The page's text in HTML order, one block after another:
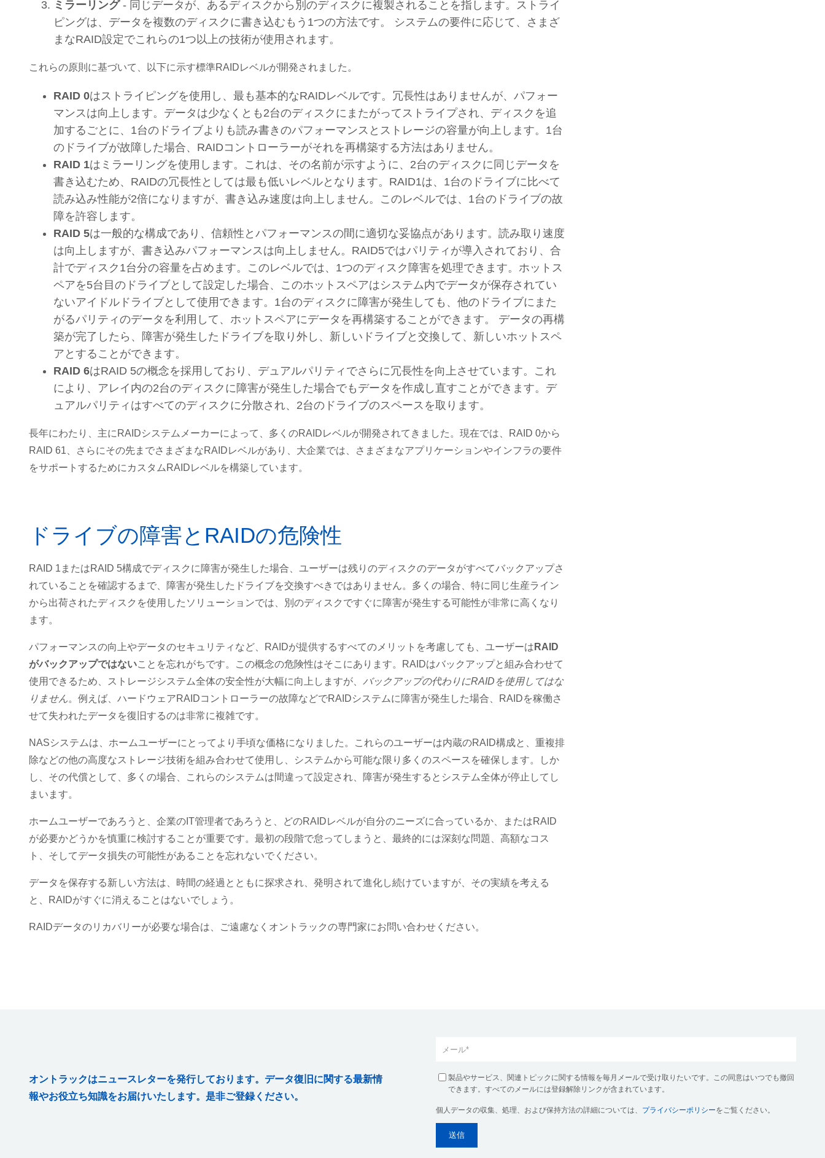
ミラーリング- 同じデータが、あるディスクから別のディスクに複製されることを指します。ストライ
ピングは、データを複数のディスクに書き込むもう1つの方法です。 システムの要件に応じて、さまざ
まなRAID設定でこれらの1つ以上の技術が使用されます。
これらの原則に基づいて、以下に示す標準RAIDレベルが開発されました。
RAID 0はストライピングを使用し、最も基本的なRAIDレベルです。冗長性はありませんが、パフォー
マンスは向上します。データは少なくとも2台のディスクにまたがってストライプされ、ディスクを追
加するごとに、1台のドライブよりも読み書きのパフォーマンスとストレージの容量が向上します。1台
のドライブが故障した場合、RAIDコントローラーがそれを再構築する方法はありません。
RAID 1はミラーリングを使用します。これは、その名前が示すように、2台のディスクに同じデータを
書き込むため、RAIDの冗長性としては最も低いレベルとなります。RAID1は、1台のドライブに比べて
読み込み性能が2倍になりますが、書き込み速度は向上しません。このレベルでは、1台のドライブの故
障を許容します。
RAID 5は一般的な構成であり、信頼性とパフォーマンスの間に適切な妥協点があります。読み取り速度
は向上しますが、書き込みパフォーマンスは向上しません。RAID5ではパリティが導入されており、合
計でディスク1台分の容量を占めます。このレベルでは、1つのディスク障害を処理できます。ホットス
ペアを5台目のドライブとして設定した場合、このホットスペアはシステム内でデータが保存されてい
ないアイドルドライブとして使用できます。1台のディスクに障害が発生しても、他のドライブにまた
がるパリティのデータを利用して、ホットスペアにデータを再構築することができます。 データの再構
築が完了したら、障害が発生したドライブを取り外し、新しいドライブと交換して、新しいホットスペ
アとすることができます。
RAID 6はRAID 5の概念を採用しており、デュアルパリティでさらに冗長性を向上させています。これ
により、アレイ内の2台のディスクに障害が発生した場合でもデータを作成し直すことができます。デ
ュアルパリティはすべてのディスクに分散され、2台のドライブのスペースを取ります。
長年にわたり、主にRAIDシステムメーカーによって、多くのRAIDレベルが開発されてきました。現在では、RAID 0から
RAID 61、さらにその先までさまざまなRAIDレベルがあり、大企業では、さまざまなアプリケーションやインフラの要件
をサポートするためにカスタムRAIDレベルを構築しています。
ドライブの障害とRAIDの危険性
RAID 1またはRAID 5構成でディスクに障害が発生した場合、ユーザーは残りのディスクのデータがすべてバックアップさ
れていることを確認するまで、障害が発生したドライブを交換すべきではありません。多くの場合、特に同じ生産ライン
から出荷されたディスクを使用したソリューションでは、別のディスクですぐに障害が発生する可能性が非常に高くなり
ます。
パフォーマンスの向上やデータのセキュリティなど、RAIDが提供するすべてのメリットを考慮しても、ユーザーは RAID
がバックアップではないことを忘れがちです。この概念の危険性はそこにあります。RAIDはバックアップと組み合わせて
使用できるため、ストレージシステム全体の安全性が大幅に向上しますが、 バックアップの代わりにRAIDを使用してはな
りません。例えば、ハードウェアRAIDコントローラーの故障などでRAIDシステムに障害が発生した場合、RAIDを稼働さ
せて失われたデータを復旧するのは非常に複雑です。
NASシステムは、ホームユーザーにとってより手頃な価格になりました。これらのユーザーは内蔵のRAID構成と、重複排
除などの他の高度なストレージ技術を組み合わせて使用し、システムから可能な限り多くのスペースを確保します。しか
し、その代償として、多くの場合、これらのシステムは間違って設定され、障害が発生するとシステム全体が停止してし
まいます。
ホームユーザーであろうと、企業のIT管理者であろうと、どのRAIDレベルが自分のニーズに合っているか、またはRAID
が必要かどうかを慎重に検討することが重要です。最初の段階で怠ってしまうと、最終的には深刻な問題、高額なコス
ト、そしてデータ損失の可能性があることを忘れないでください。
データを保存する新しい方法は、時間の経過とともに探求され、発明されて進化し続けていますが、その実績を考える
と、RAIDがすぐに消えることはないでしょう。
RAIDデータのリカバリーが必要な場合は、ご遠慮なくオントラックの専門家にお問い合わせください。
オントラックはニュースレターを発行しております。データ復旧に関する最新情
報やお役立ち知識をお届けいたします。是非ご登録ください。
製品やサービス、関連トピックに関する情報を毎月メールで受け取りたいです。この同意はいつでも撤回
できます。すべてのメールには登録解除リンクが含まれています。
個人データの収集、処理、および保持方法の詳細については、 プライバシーポリシーをご覧ください。